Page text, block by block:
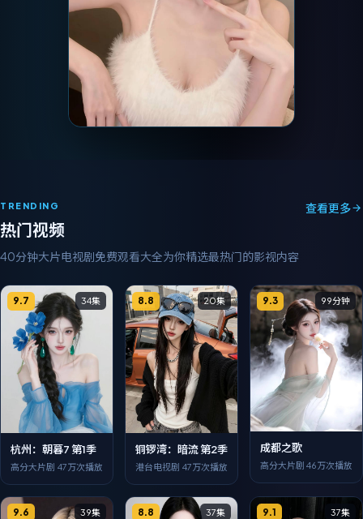
TRENDING
热门视频
40分钟大片电视剧免费观看大全为你精选最热门的影视内容
查看更多
9.7 34集
杭州：朝暮7 第1季
高分大片剧 47万次播放
8.8 20集
铜锣湾：暗流 第2季
港台电视剧 47万次播放
9.3 99分钟
成都之歌
高分大片剧 46万次播放
9.6 39集 8.8 37集 9.1 37集